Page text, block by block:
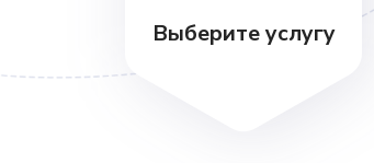
Выберите услугу